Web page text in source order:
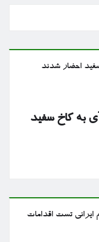
به کاخ سفید